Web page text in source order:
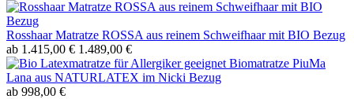
Rosshaar Matratze ROSSA aus reinem Schweifhaar mit BIO Bezug
ab 1.415,00 € 1.489,00 €
Biomatratze PiuMa
Lana aus NATURLATEX im Nicki Bezug
ab 998,00 €